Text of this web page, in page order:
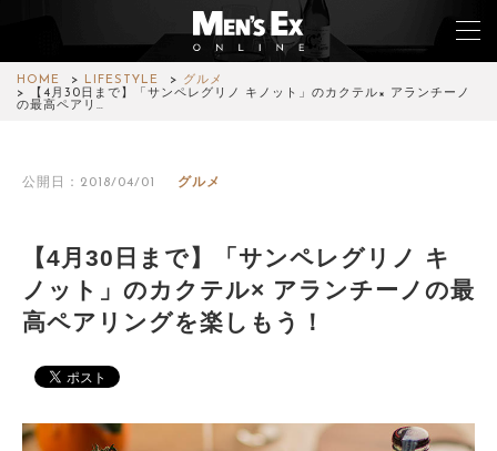
HOME LIFESTYLE
グルメ
【4月30日まで】「サンペレグリノ キノット」のカクテル× アランチーノ
の最高ペアリ…
公開日：2018/04/01 グルメ
【4月30日まで】「サンペレグリノ キ
ノット」のカクテル× アランチーノの最
高ペアリングを楽しもう！
FASHION
WATCH
CAR&BIKE
COLUMN
MAGAZINE